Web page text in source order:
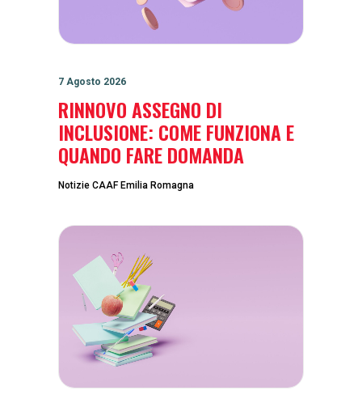
7 Agosto 2026
RINNOVO ASSEGNO DI
INCLUSIONE: COME FUNZIONA E
QUANDO FARE DOMANDA
Notizie CAAF Emilia Romagna